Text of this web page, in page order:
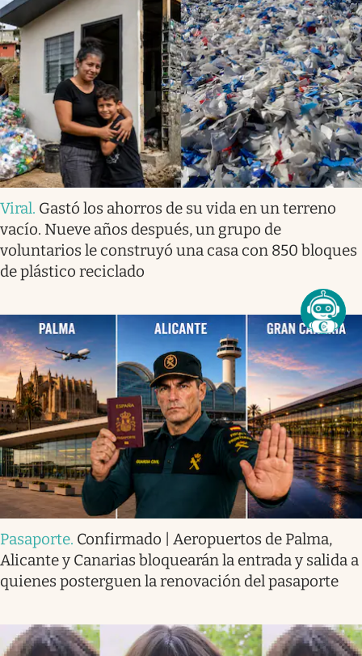
Viral. Gastó los ahorros de su vida en un terreno
vacío. Nueve años después, un grupo de
voluntarios le construyó una casa con 850 bloques
de plástico reciclado
Pasaporte. Confirmado | Aeropuertos de Palma,
Alicante y Canarias bloquearán la entrada y salida a
quienes posterguen la renovación del pasaporte